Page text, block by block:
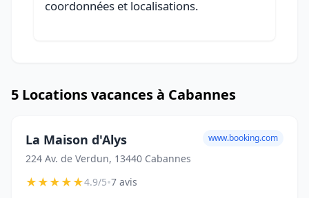
coordonnées et localisations.
5 Locations vacances à Cabannes
La Maison d'Alys
224 Av. de Verdun, 13440 Cabannes
www.booking.com
★★★★★4.9/5•7 avis